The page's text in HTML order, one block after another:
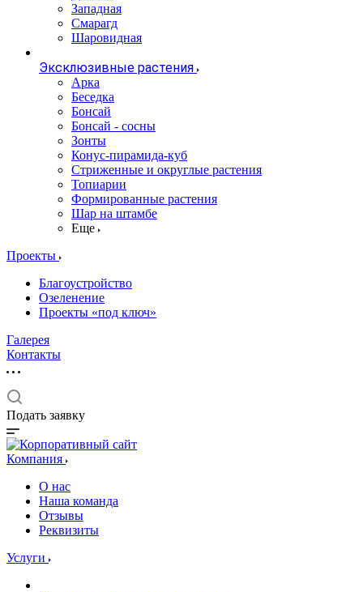
Западная
Смарагд
Шаровидная
Эксклюзивные растения
Арка
Беседка
Бонсай
Бонсай - сосны
Зонты
Конус-пирамида-куб
Стриженные и округлые растения
Топиарии
Формированные растения
Шар на штамбе
Еще
Проекты
Благоустройство
Озеленение
Проекты «под ключ»
Галерея
Контакты
Подать заявку
Компания
О нас
Наша команда
Отзывы
Реквизиты
Услуги